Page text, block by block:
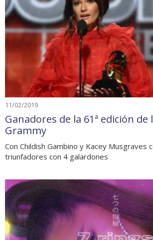
11/02/2019
Ganadores de la 61ª edición
Grammy
Con Childish Gambino y Kacey Musgraves
triunfadores con 4 galardones